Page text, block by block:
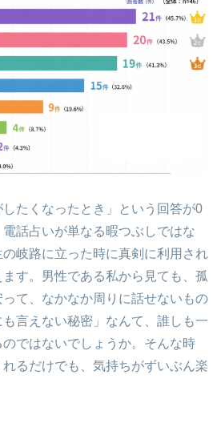
したくなったとき」という回答が0
話占いが単なる暇つぶしではな
の岐路に立った時に真剣に利用され
す。男性である私から見ても、孤
て、なかなか周りに話せないもの
言えない秘密」なんて、誰しも一
ではないでしょうか。そんな時
るだけでも、気持ちがずいぶん楽